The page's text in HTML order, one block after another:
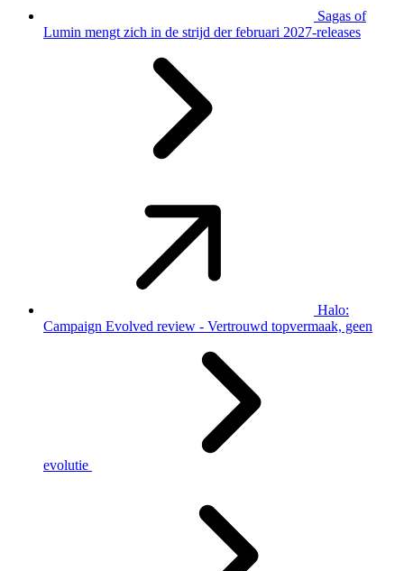
Sagas of
Lumin mengt zich in de strijd der februari 2027-releases
Halo:
Campaign Evolved review - Vertrouwd topvermaak, geen
evolutie